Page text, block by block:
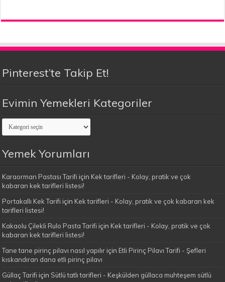
Pinterest’te Takip Et!
Evimin Yemekleri Kategoriler
Evimin
Yemekleri
Kategoriler
Yemek Yorumları
Karaorman Pastası Tarifi için Kek tarifleri - Kolay, pratik ve çok
kabaran kek tarifleri listesi!
Portakallı Kek Tarifi için Kek tarifleri - Kolay, pratik ve çok kabaran kek
tarifleri listesi!
Kakaolu Çilekli Rulo Pasta Tarifi için Kek tarifleri - Kolay, pratik ve çok
kabaran kek tarifleri listesi!
Tane tane pirinç pilavı nasıl yapılır için Etli Pirinç Pilavı Tarifi - Şefleri
kıskandıran dana etli pirinç pilavı
Güllaç Tarifi için Sütlü tatlı tarifleri - Keşkülden güllaca muhteşem sütlü